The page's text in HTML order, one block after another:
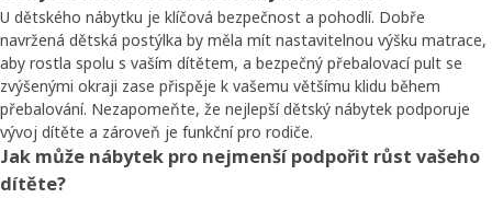
U dětského nábytku je klíčová bezpečnost a pohodlí. Dobře
navržená dětská postýlka by měla mít nastavitelnou výšku matrace,
aby rostla spolu s vaším dítětem, a bezpečný přebalovací pult se
zvýšenými okraji zase přispěje k vašemu většímu klidu během
přebalování. Nezapomeňte, že nejlepší dětský nábytek podporuje
vývoj dítěte a zároveň je funkční pro rodiče.
Jak může nábytek pro nejmenší podpořit růst vašeho
dítěte?